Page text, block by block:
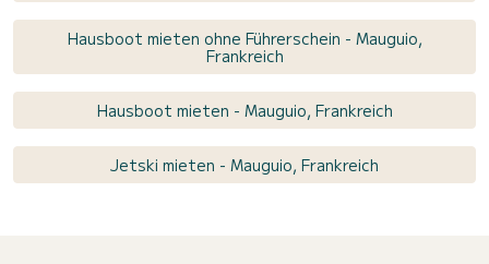
Hausboot mieten ohne Führerschein - Mauguio,
Frankreich
Hausboot mieten - Mauguio, Frankreich
Jetski mieten - Mauguio, Frankreich